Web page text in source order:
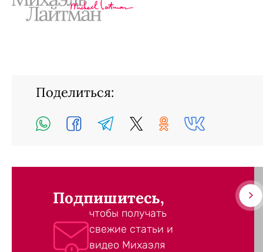
Поделиться:
Подпишитесь,
чтобы получать
свежие статьи и
видео Михаэля